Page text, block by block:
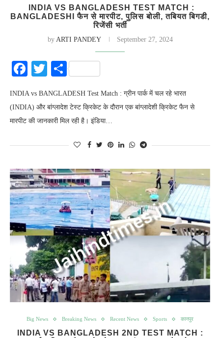
INDIA VS BANGLADESH TEST MATCH :
BANGLADESHI फैन से मारपीट, पुलिस बोली, तबियत बिगडी,
रिजेंसी भर्ती
by ARTI PANDEY September 27, 2024
Facebook
Twitter
Share
INDIA vs BANGLADESH Test Match : ग्रीन पार्क में चल रहे भारत
(INDIA) और बांग्लादेश टेस्ट क्रिकेट के दौरान एक बांग्लादेशी क्रिकेट फैन से
मारपीट की जानकारी मिल रही है। इंडिया…
Big News Breaking News Recent News Sports कानपुर
INDIA VS BANGLADESH 2ND TEST MATCH :